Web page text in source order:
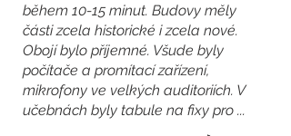
během 10-15 minut. Budovy měly
části zcela historické i zcela nové.
Obojí bylo příjemné. Všude byly
počítače a promítací zařízení,
mikrofony ve velkých auditoriích. V
učebnách byly tabule na fixy pro ...